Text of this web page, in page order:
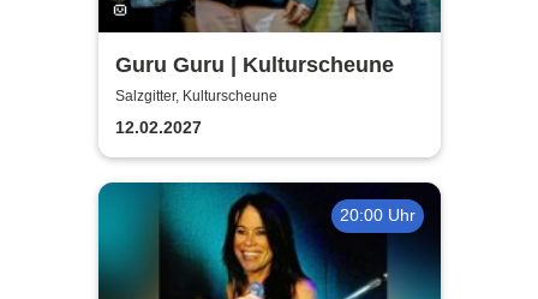
Guru Guru | Kulturscheune
Salzgitter, Kulturscheune
12.02.2027
20:00 Uhr